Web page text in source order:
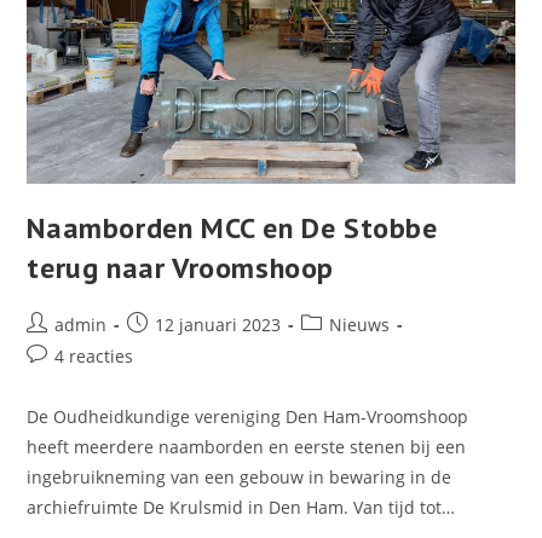
Naamborden MCC en De Stobbe
terug naar Vroomshoop
Bericht
auteur:
admin
Bericht
gepubliceerd
12 januari 2023 Berichtcategorie:
Nieuws
Bericht4 reacties
De Oudheidkundige vereniging Den Ham-Vroomshoop
heeft meerdere naamborden en eerste stenen bij een
ingebruikneming van een gebouw in bewaring in de
archiefruimte De Krulsmid in Den Ham. Van tijd tot…